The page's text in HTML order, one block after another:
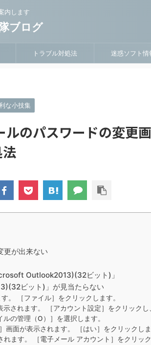
内します
ブログ
トラブル対処法 迷惑ソフト情
な小技集
のパスワードの変更
更が出来ない
Outlook2013)(32ビット)」
ビット)」が見当たらない
。 ［ファイル］をクリックします。
示されます。 ［アカウント設定］をクリック
の管理（O）］を選択します。
画面が表示されます。 ［はい］をクリックしま
れます。 ［電子メール アカウント］をクリック